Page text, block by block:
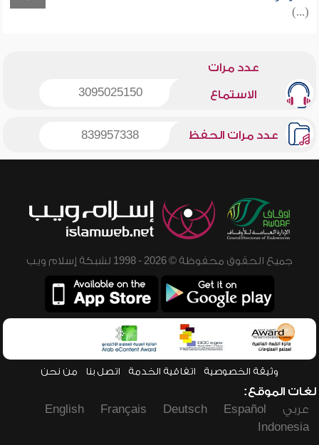
(...)
عدد مرات
الاستماع 3095025150
عدد مرات الحفظ 839957338
جميع الحقوق محفوظة © 2026 - 1998 لشبكة إسلام ويب
وثيقة الخصوصية اتفاقية الخدمة اتصل بنا من نحن
لغات الموقع:
عربي
Español
Deutsch
Français
English
Indonesia